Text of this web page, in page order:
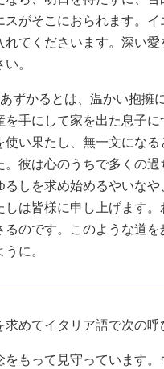
がそこにおられます。イ
てくださいます。深い
。
かるとは、温かい抱擁
手にして家を出た息子に
い果たし、無一文にな
彼は心のうちで多くの
しを求め始めるやいな
は皆様に申し上げます
のです。このような道を
に。
めてイタリア語で次の呼
をもって見守っています